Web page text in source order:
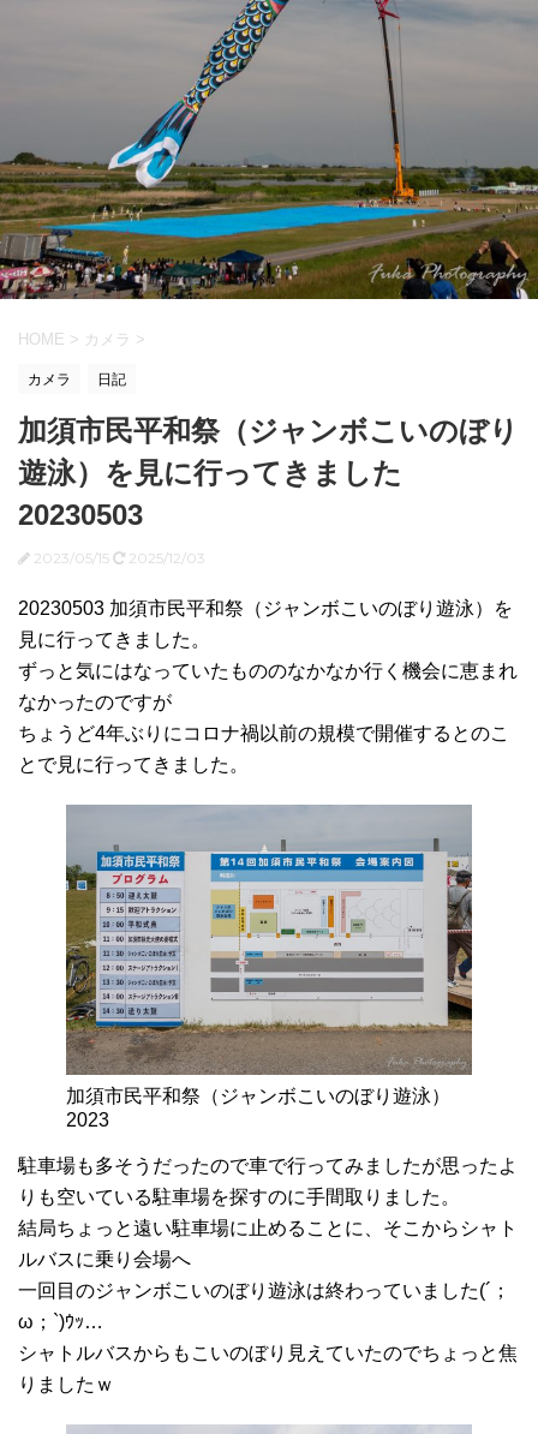
HOME > カメラ >
カメラ 日記
加須市民平和祭（ジャンボこいのぼり
遊泳）を見に行ってきました
20230503
2023/05/15 2025/12/03
20230503 加須市民平和祭（ジャンボこいのぼり遊泳）を
見に行ってきました。
ずっと気にはなっていたもののなかなか行く機会に恵まれ
なかったのですが
ちょうど4年ぶりにコロナ禍以前の規模で開催するとのこ
とで見に行ってきました。
加須市民平和祭（ジャンボこいのぼり遊泳）
2023
駐車場も多そうだったので車で行ってみましたが思ったよ
りも空いている駐車場を探すのに手間取りました。
結局ちょっと遠い駐車場に止めることに、そこからシャト
ルバスに乗り会場へ
一回目のジャンボこいのぼり遊泳は終わっていました(´；
ω；`)ｳｯ…
シャトルバスからもこいのぼり見えていたのでちょっと焦
りましたｗ